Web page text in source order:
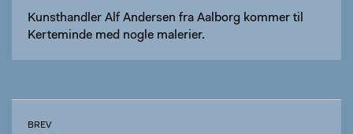
Kunsthandler Alf Andersen fra Aalborg kommer til
Kerteminde med nogle malerier.
BREV